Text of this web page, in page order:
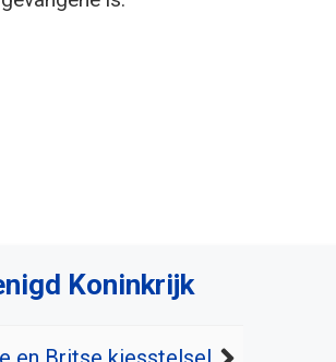
Koninkrijk